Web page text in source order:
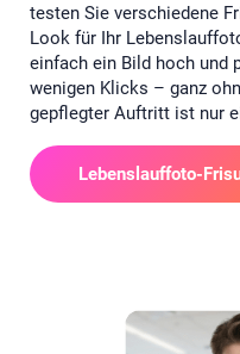
testen Sie verschiedene
Look für Ihr
einfach ein Bild hoch und
wenigen Klicks – ganz
gepflegter Auftritt ist nur
Lebenslauffoto-